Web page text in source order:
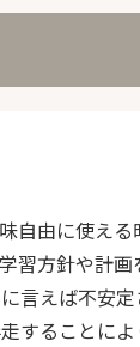
由に使え
方針や計
えば不安
することに